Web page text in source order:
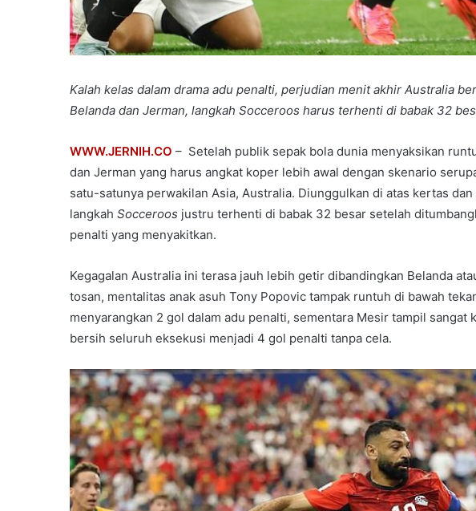
Kalah kelas dalam drama adu penalti, perjudian menit akhir Australia
Belanda dan Jerman, langkah Socceroos harus terhenti di babak 32
WWW.JERNIH.CO – Setelah publik sepak bola dunia menyaksikan
dan Jerman yang harus angkat koper lebih awal dengan skenario
satu-satunya perwakilan Asia, Australia. Diunggulkan di atas kertas
langkah Socceroos justru terhenti di babak 32 besar setelah
penalti yang menyakitkan.
Kegagalan Australia ini terasa jauh lebih getir dibandingkan Belanda
tosan, mentalitas anak asuh Tony Popovic tampak runtuh di bawah
menyarangkan 2 gol dalam adu penalti, sementara Mesir tampil sangat
bersih seluruh eksekusi menjadi 4 gol penalti tanpa cela.